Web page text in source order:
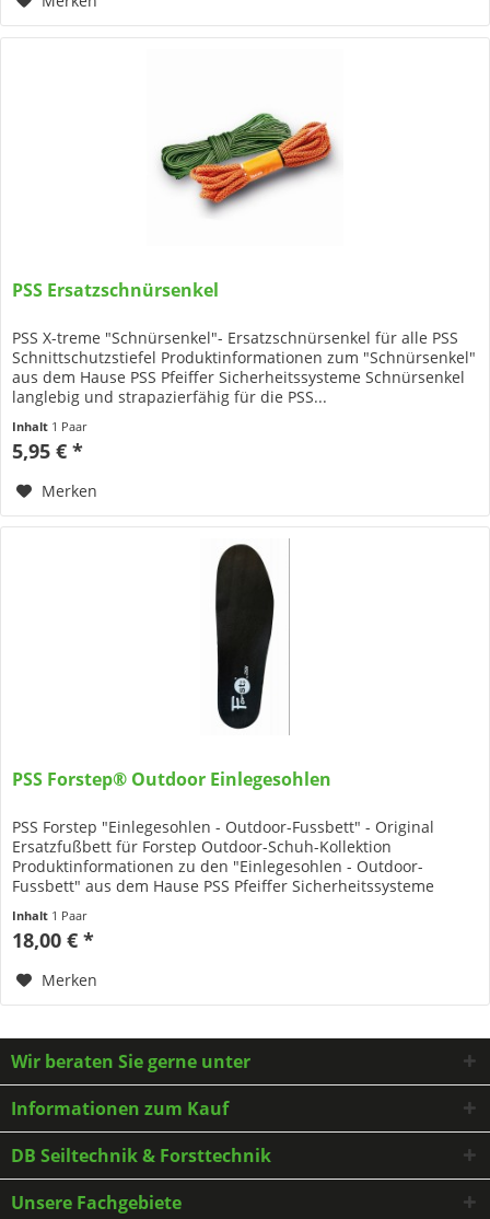
PSS Ersatzschnürsenkel
PSS X-treme "Schnürsenkel"- Ersatzschnürsenkel für alle PSS
Schnittschutzstiefel Produktinformationen zum "Schnürsenkel"
aus dem Hause PSS Pfeiffer Sicherheitssysteme Schnürsenkel
langlebig und strapazierfähig für die PSS...
Inhalt 1 Paar
5,95 € *
Merken
PSS Forstep® Outdoor Einlegesohlen
PSS Forstep "Einlegesohlen - Outdoor-Fussbett" - Original
Ersatzfußbett für Forstep Outdoor-Schuh-Kollektion
Produktinformationen zu den "Einlegesohlen - Outdoor-
Fussbett" aus dem Hause PSS Pfeiffer Sicherheitssysteme
Inhalt 1 Paar
18,00 € *
Merken
Wir beraten Sie gerne unter
Informationen zum Kauf
DB Seiltechnik & Forsttechnik
Unsere Fachgebiete